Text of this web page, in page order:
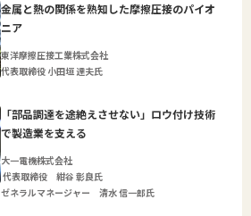
金属と熱の関係を熟知した摩擦圧接のパイオ
ニア
東洋摩擦圧接工業株式会社
代表取締役 小田垣 達夫氏
「部品調達を途絶えさせない」ロウ付け技術
で製造業を支える
大一電機株式会社
代表取締役 紺谷 彰良氏
ゼネラルマネージャー 清水 信一郎氏